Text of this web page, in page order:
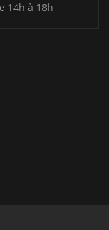
14h à 18h